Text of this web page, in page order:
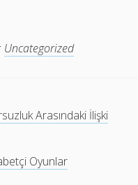
Uncategorized
Arasındaki İlişki
Oyunlar